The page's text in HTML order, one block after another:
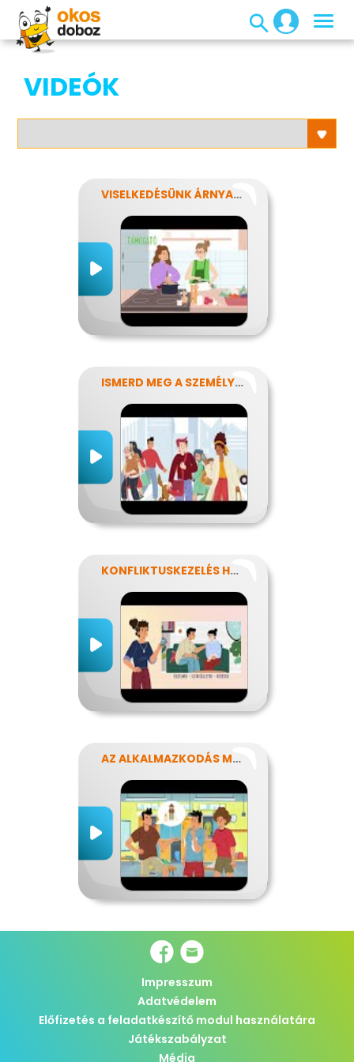
VIDEÓK
VISELKEDÉSÜNK ÁRNYALATAI
ISMERD MEG A SZEMÉLYISÉGED!
KONFLIKTUSKEZELÉS HATÉKONYAN
AZ ALKALMAZKODÁS MŰVÉSZETE
Impresszum
Adatvédelem
Előfizetés a feladatkészítő modul használatára
Játékszabályzat
Média